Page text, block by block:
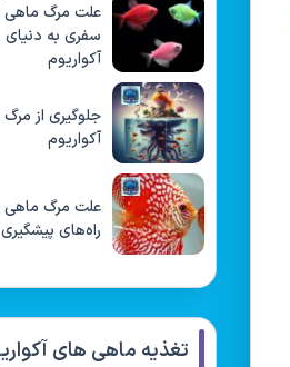
علت مرگ ماهی
سفری به دنیای
آکواریوم
جلوگیری از
آکواریوم
علت مرگ
راه‌های پیشگیری
تغذیه ماهی های